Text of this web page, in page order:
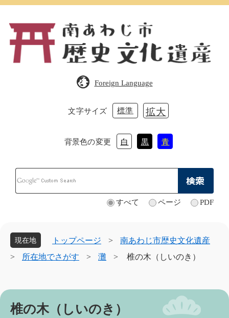
Foreign Language
文字サイズ 標準 拡大
背景色の変更 白 黒 青
Google
カ
象
すべて ページ PDF
現在地 トップページ >
南あわじ市歴史文化遺産
>
所在地でさがす > 灘 > 椎の木（しいのき）
本
椎の木（しいのき）